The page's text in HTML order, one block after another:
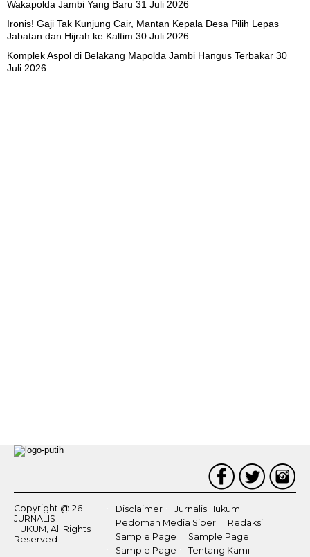
Wakapolda Jambi Yang Baru 31 Juli 2026
Ironis! Gaji Tak Kunjung Cair, Mantan Kepala Desa Pilih Lepas
Jabatan dan Hijrah ke Kaltim 30 Juli 2026
Komplek Aspol di Belakang Mapolda Jambi Hangus Terbakar 30
Juli 2026
Copyright @ 26
JURNALIS
HUKUM, All Rights
Reserved
Disclaimer
Jurnalis Hukum
Pedoman Media Siber
Redaksi
Sample Page
Sample Page
Sample Page
Tentang Kami